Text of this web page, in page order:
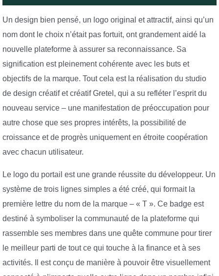
Un design bien pensé, un logo original et attractif, ainsi qu’un
nom dont le choix n’était pas fortuit, ont grandement aidé la
nouvelle plateforme à assurer sa reconnaissance. Sa
signification est pleinement cohérente avec les buts et
objectifs de la marque. Tout cela est la réalisation du studio
de design créatif et créatif Gretel, qui a su refléter l’esprit du
nouveau service – une manifestation de préoccupation pour
autre chose que ses propres intérêts, la possibilité de
croissance et de progrès uniquement en étroite coopération
avec chacun utilisateur.
Le logo du portail est une grande réussite du développeur. Un
système de trois lignes simples a été créé, qui formait la
première lettre du nom de la marque – « T ». Ce badge est
destiné à symboliser la communauté de la plateforme qui
rassemble ses membres dans une quête commune pour tirer
le meilleur parti de tout ce qui touche à la finance et à ses
activités. Il est conçu de manière à pouvoir être visuellement